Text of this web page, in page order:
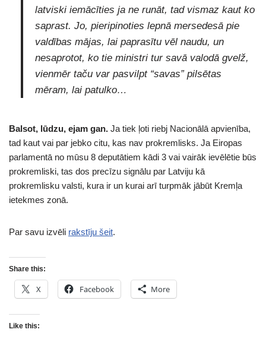
latviski iemācīties ja ne runāt, tad vismaz kaut ko
saprast. Jo, pieripinoties lepnā mersedesā pie
valdības mājas, lai paprasītu vēl naudu, un
nesaprotot, ko tie ministri tur savā valodā gvelž,
vienmēr taču var pasvilpt “savas” pilsētas
mēram, lai patulko…
Balsot, lūdzu, ejam gan. Ja tiek ļoti riebj Nacionālā apvienība,
tad kaut vai par jebko citu, kas nav prokremlisks. Ja Eiropas
parlamentā no mūsu 8 deputātiem kādi 3 vai vairāk ievēlētie būs
prokremliski, tas dos precīzu signālu par Latviju kā
prokremlisku valsti, kura ir un kurai arī turpmāk jābūt Kremļa
ietekmes zonā.
Par savu izvēli rakstīju šeit.
Share this:
X Facebook More
Like this: